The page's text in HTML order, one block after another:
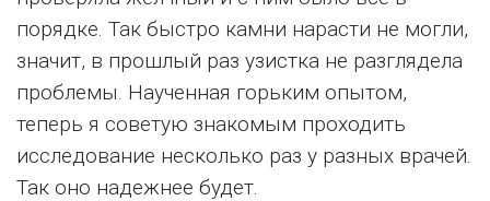
порядке. Так быстро камни нарасти не могли,
значит, в прошлый раз узистка не разглядела
проблемы. Наученная горьким опытом,
теперь я советую знакомым проходить
исследование несколько раз у разных врачей.
Так оно надежнее будет.